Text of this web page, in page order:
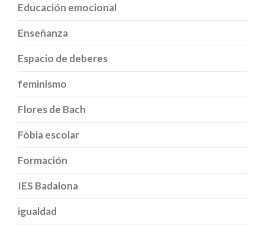
Educación emocional
Enseñanza
Espacio de deberes
feminismo
Flores de Bach
Fòbia escolar
Formación
IES Badalona
igualdad